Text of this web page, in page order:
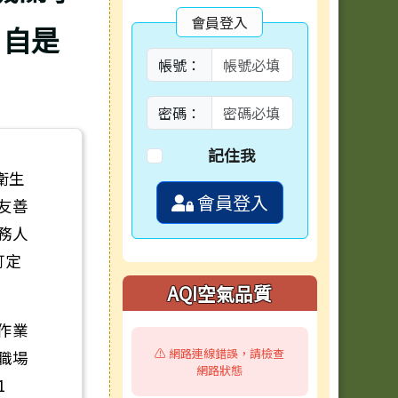
是
生
善
人
定
業
場
會員登入
帳號：
密碼：
記住我
會員登入
AQI空氣品質
⚠️ 網路連線錯誤，請檢查
網路狀態